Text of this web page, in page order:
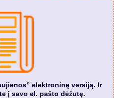
elektroninę versiją. Ir
į savo el. pašto dėžutę.